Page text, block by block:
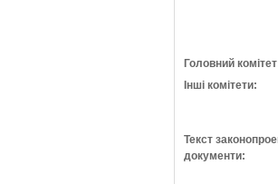
Головний
Інші комітети:
Текст
документи: